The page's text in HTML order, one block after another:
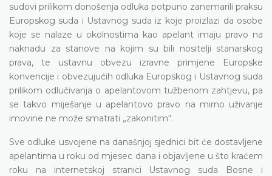
sudovi prilikom donošenja odluka potpuno zanemarili praksu
Europskog suda i Ustavnog suda iz koje proizlazi da osobe
koje se nalaze u okolnostima kao apelant imaju pravo na
naknadu za stanove na kojim su bili nositelji stanarskog
prava, te ustavnu obvezu izravne primjene Europske
konvencije i obvezujućih odluka Europskog i Ustavnog suda
prilikom odlučivanja o apelantovom tužbenom zahtjevu, pa
se takvo miješanje u apelantovo pravo na mirno uživanje
imovine ne može smatrati „zakonitim“.
Sve odluke usvojene na današnjoj sjednici bit će dostavljene
apelantima u roku od mjesec dana i objavljene u što kraćem
roku na internetskoj stranici Ustavnog suda Bosne i